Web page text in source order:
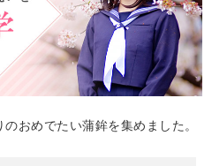
おめでたい蒲鉾を集めました。